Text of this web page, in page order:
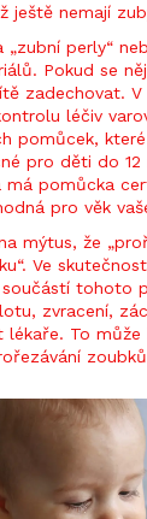
ještě nemají
„zubní perly“
Pokud se
zadechovat. V
léčiv
pomůcek,
pro děti do 12
pomůcka
pro věk
mýtus, že
Ve
součástí tohoto
zvracení,
lékaře. To